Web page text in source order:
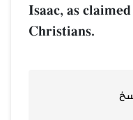
Isaac, as
Christians.